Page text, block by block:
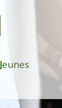
Jeunes